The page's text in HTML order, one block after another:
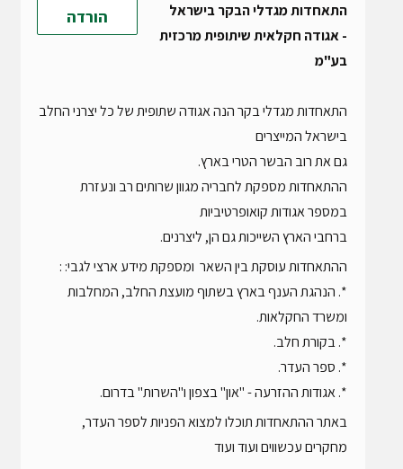
הורדה
התאחדות מגדלי הבקר בישראל
- אגודה חקלאית שיתופית מרכזית
בע"מ
התאחדות מגדלי בקר הנה אגודה שתופית של כל יצרני החלב
בישראל המייצרים
גם את רוב הבשר הטרי בארץ.
ההתאחדות מספקת לחבריה מגוון שרותים רב ונעזרת
במספר אגודות קואופרטיביות
ברחבי הארץ השייכות גם הן, ליצרנים.
ההתאחדות עוסקת בין השאר ומספקת מידע ארצי לגבי: :
*. הנהגת הענף בארץ בשתוף מועצת החלב, המחלבות
ומשרד החקלאות.
*. בקורת חלב.
*. ספר העדר.
*. אגודות ההזרעה - "און" בצפון ו"השרות" בדרום.
באתר ההתאחדות תוכלו למצוא הפניות לספר העדר,
מחקרים עכשווים ועוד ועוד